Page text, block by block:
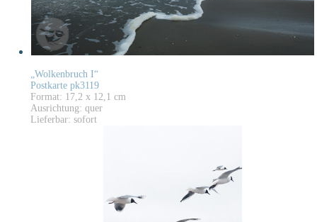
„Wolkenbruch I“
Postkarte pk3119
Format: 17,2 x 12,1 cm
Ausrichtung: quer
Lieferbar: sofort